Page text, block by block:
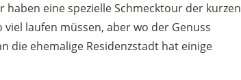
haben eine spezielle Schmecktour der kurzen
laufen müssen, aber wo der Genuss
die ehemalige Residenzstadt hat einige